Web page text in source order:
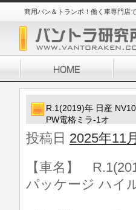
商用バン＆トランポ！働く車専門店で
R.1(2019)年 日産
PW電格ミラ-1オ
投稿日 2025年11
【車名】
パッケージ ハイ